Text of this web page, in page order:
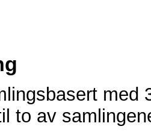
med
to av